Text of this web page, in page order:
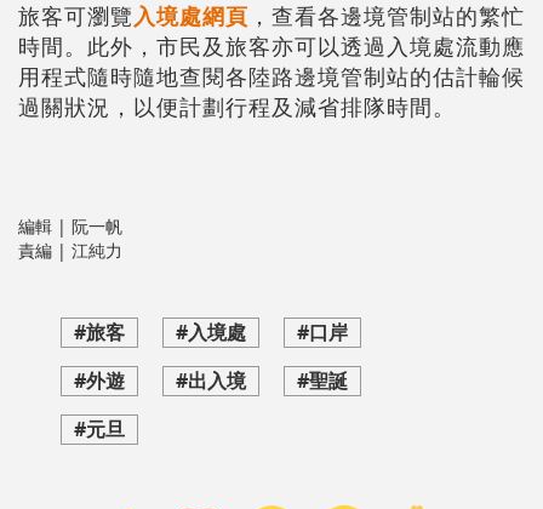
旅客可瀏覽入境處網頁 ，查看各邊境管制站的繁忙
時間。此外，市民及旅客亦可以透過入境處流動應
用程式隨時隨地查閱各陸路邊境管制站的估計輪候
過關狀況，以便計劃行程及減省排隊時間。
編輯 | 阮一帆
責編 | 江純力
#旅客 #入境處
#口岸
#外遊
#出入境
#聖誕
#元旦